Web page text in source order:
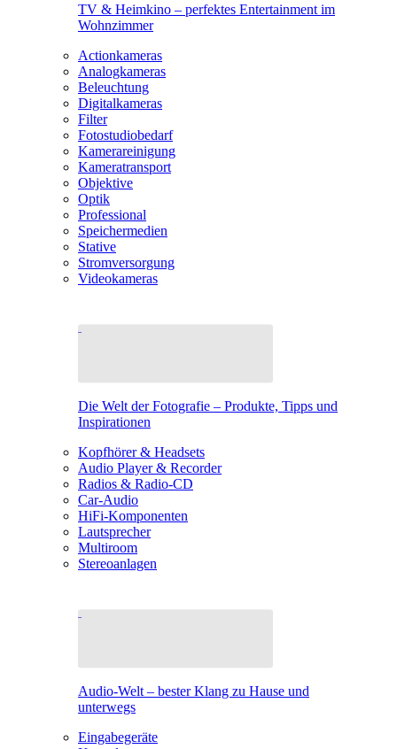
TV & Heimkino – perfektes Entertainment im
Wohnzimmer
Actionkameras
Analogkameras
Beleuchtung
Digitalkameras
Filter
Fotostudiobedarf
Kamerareinigung
Kameratransport
Objektive
Optik
Professional
Speichermedien
Stative
Stromversorgung
Videokameras
Die Welt der Fotografie – Produkte, Tipps und
Inspirationen
Kopfhörer & Headsets
Audio Player & Recorder
Radios & Radio-CD
Car-Audio
HiFi-Komponenten
Lautsprecher
Multiroom
Stereoanlagen
Audio-Welt – bester Klang zu Hause und
unterwegs
Eingabegeräte